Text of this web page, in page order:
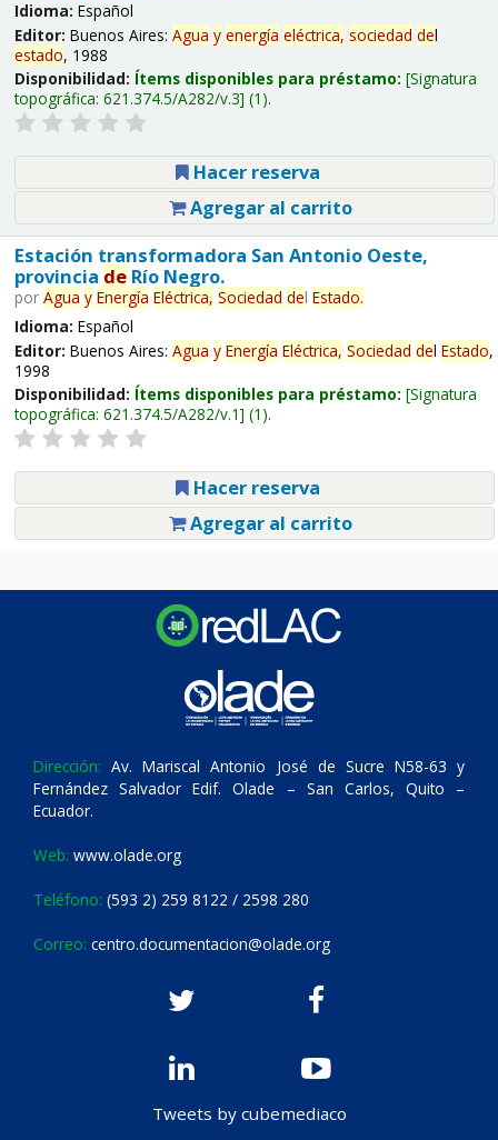
Idioma: Español
Editor: Buenos Aires: Agua y energía eléctrica, sociedad del
estado, 1988
Disponibilidad: Ítems disponibles para préstamo: Signatura
topográfica: 621.374.5/A282/v.3 (1).
Hacer reserva
Agregar al carrito
Estación transformadora San Antonio Oeste,
provincia deRío Negro.
por Agua y Energía Eléctrica, Sociedad del Estado.
Idioma: Español
Editor: Buenos Aires: Agua y Energía Eléctrica, Sociedad del Estado,
1998
Disponibilidad: Ítems disponibles para préstamo: Signatura
topográfica: 621.374.5/A282/v.1 (1).
Hacer reserva
Agregar al carrito
Dirección: Av. Mariscal Antonio José de Sucre N58-63 y
Fernández Salvador Edif. Olade – San Carlos, Quito –
Ecuador.
Web: www.olade.org
Teléfono: (593 2) 259 8122 / 2598 280
Correo: centro.documentacion@olade.org
Tweets by cubemediaco